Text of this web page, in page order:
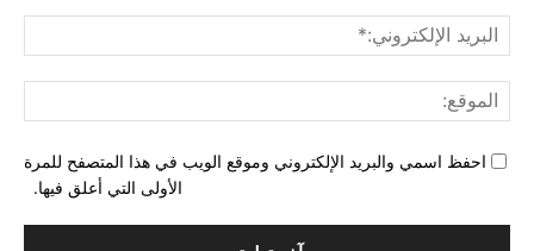
احفظ اسمي والبريد الإلكتروني وموقع الويب في هذا المتصفح للمرة
الأولى التي أعلق فيها.